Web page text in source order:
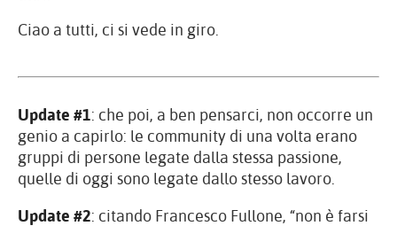
Ciao a tutti, ci si vede in giro.
Update #1: che poi, a ben pensarci, non occorre un
genio a capirlo: le community di una volta erano
gruppi di persone legate dalla stessa passione,
quelle di oggi sono legate dallo stesso lavoro.
Update #2: citando Francesco Fullone, “non è farsi